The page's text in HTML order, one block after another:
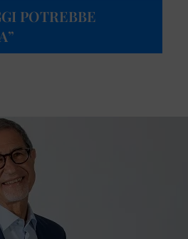
POTREBBE